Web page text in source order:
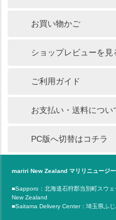
お買い物かご
ショップレビューを見
ご利用ガイド
お支払い・送料につい
PC版へ切替はコチラ
mariri New Zealand マリリニュージ
■Sapporo：北海道石狩郡当別町スウ
New Zealand
■Saitama Delivery Center：埼玉県ふ